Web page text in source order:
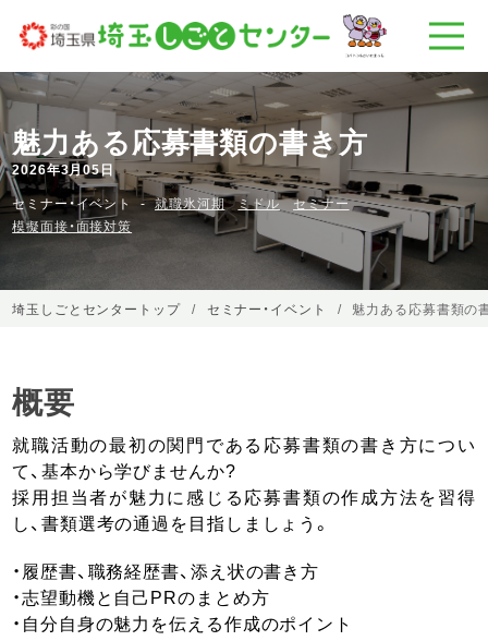
魅力ある応募書類の書き方
2026年3月05日
セミナー・イベント
就職氷河期 ミドル
セミナー
模擬面接・面接対策
埼玉しごとセンタートップ セミナー・イベント 魅力ある応募書類の
概要
就職活動の最初の関門である応募書類の書き方につい
て、基本から学びませんか?
採用担当者が魅力に感じる応募書類の作成方法を習得
し、書類選考の通過を目指しましょう。
・履歴書、職務経歴書、添え状の書き方
・志望動機と自己PRのまとめ方
・自分自身の魅力を伝える作成のポイント